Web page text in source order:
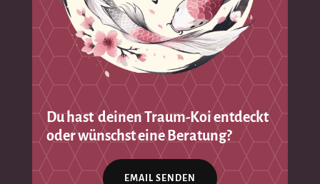
Du hast deinen Traum-Koi entdeckt
oder wünschst eine Beratung?
EMAIL SENDEN